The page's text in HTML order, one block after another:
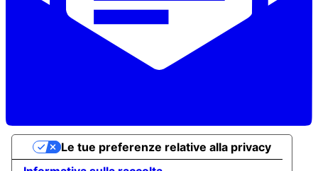
Le tue preferenze relative alla privacy